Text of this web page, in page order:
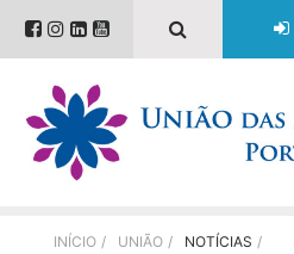
INÍCIO / UNIÃO / NOTÍCIAS /